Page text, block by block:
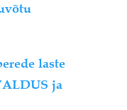
laste
ja